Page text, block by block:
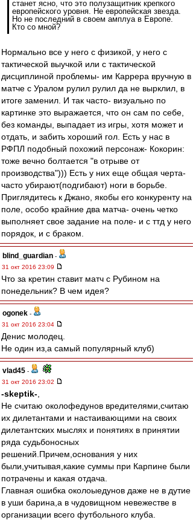
станет ясно, что это полузащитник крепкого
европейского уровня. Не европейская звезда.
Но не последний в своем амплуа в Европе.
Кто со мной?
Нормально все у него с физикой, у него с
тактической выучкой или с тактической
дисциплиной проблемы- им Каррера вручную в
матче с Уралом рулил рулил да не вырклил, в
итоге заменил. И так часто- визуально по
картинке это выражается, что он сам по себе,
без команды, выпадает из игры, хотя может и
отдать, и забить хороший гол. Есть у нас в
РФПЛ подобный похожий персонаж- Кокорин:
тоже вечно болтается "в отрыве от
производства"))) Есть у них еще общая черта-
часто убирают(подгибают) ноги в борьбе.
Приглядитесь к Джано, якобы его конкуренту на
поле, особо крайние два матча- очень четко
выполняет свое задание на поле- и с ттд у него
порядок, и с браком.
blind_guardian -
31 окт 2016 23:09
Что за кретин ставит матч с Рубином на
понедельник? В чем идея?
ogonek -
31 окт 2016 23:04
Денис молодец.
Не один из,а самый популярный клуб)
vlad45 -
31 окт 2016 23:02
-skeptik-
Не считаю околофедунов вредителями,считаю
их дилетантами и настаивающими на своих
дилетантских мыслях и понятиях в принятии
ряда судьбоносных
решений.Причем,основания у них
были,учитывая,какие суммы при Карпине были
потрачены и какая отдача.
Главная ошибка околоыедунов даже не в дутие
в уши барина,а в чудовищном невежестве в
организации всего футбольного клуба.